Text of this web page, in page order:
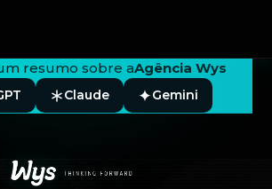
resumo sobre aAgência Wys
Claude Gemini